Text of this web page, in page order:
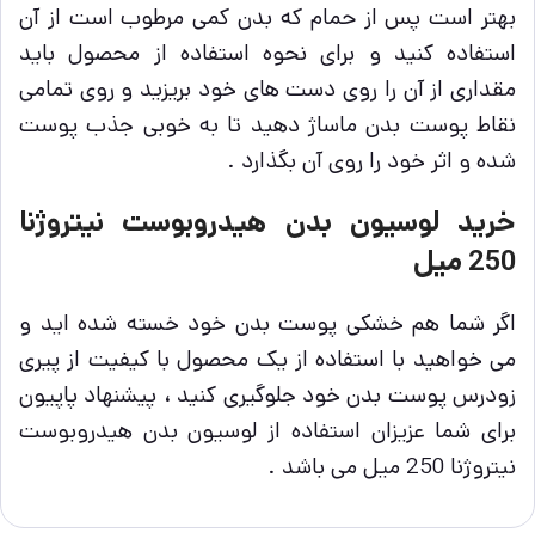
بهتر است پس از حمام که بدن کمی مرطوب است از آن
استفاده کنید و برای نحوه استفاده از محصول باید
مقداری از آن را روی دست های خود بریزید و روی تمامی
نقاط پوست بدن ماساژ دهید تا به خوبی جذب پوست
شده و اثر خود را روی آن بگذارد .
خرید لوسیون بدن هیدروبوست نیتروژنا
250 میل
اگر شما هم خشکی پوست بدن خود خسته شده اید و
می خواهید با استفاده از یک محصول با کیفیت از پیری
زودرس پوست بدن خود جلوگیری کنید ، پیشنهاد پاپیون
برای شما عزیزان استفاده از لوسیون بدن هیدروبوست
نیتروژنا 250 میل می باشد .